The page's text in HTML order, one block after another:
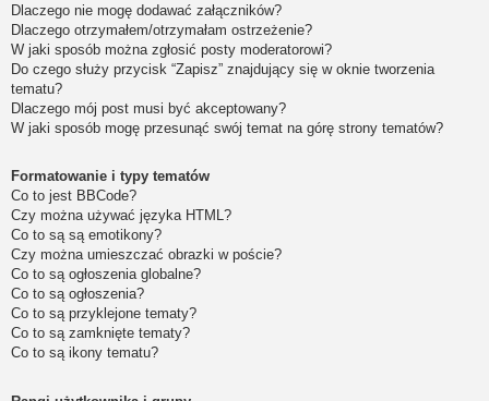
Dlaczego nie mogę dodawać załączników?
Dlaczego otrzymałem/otrzymałam ostrzeżenie?
W jaki sposób można zgłosić posty moderatorowi?
Do czego służy przycisk “Zapisz” znajdujący się w oknie tworzenia
tematu?
Dlaczego mój post musi być akceptowany?
W jaki sposób mogę przesunąć swój temat na górę strony tematów?
Formatowanie i typy tematów
Co to jest BBCode?
Czy można używać języka HTML?
Co to są są emotikony?
Czy można umieszczać obrazki w poście?
Co to są ogłoszenia globalne?
Co to są ogłoszenia?
Co to są przyklejone tematy?
Co to są zamknięte tematy?
Co to są ikony tematu?